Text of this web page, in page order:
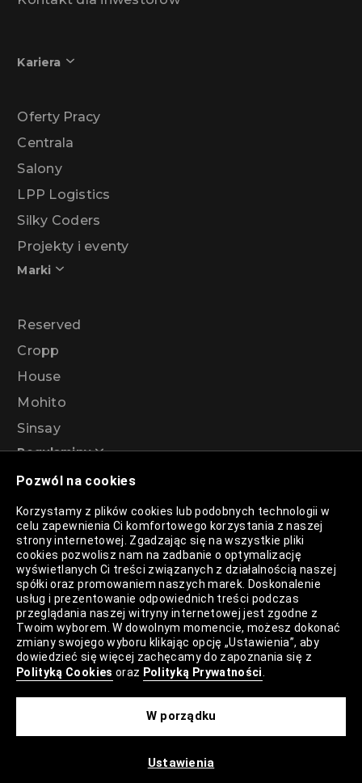
Pozwól na cookies
Korzystamy z plików cookies lub podobnych technologii w
celu zapewnienia Ci komfortowego korzystania z naszej
strony internetowej. Zgadzając się na wszystkie pliki
cookies pozwolisz nam na zadbanie o optymalizację
wyświetlanych Ci treści związanych z działalnością naszej
spółki oraz promowaniem naszych marek. Doskonalenie
usług i prezentowanie odpowiednich treści podczas
przeglądania naszej witryny internetowej jest zgodne z
Twoim wyborem. W dowolnym momencie, możesz dokonać
zmiany swojego wyboru klikając opcję „Ustawienia”, aby
dowiedzieć się więcej zachęcamy do zapoznania się z
Polityką Cookies oraz Polityką Prywatności
Ustawienia
W porządku
Kariera
Oferty Pracy
Centrala
Salony
LPP Logistics
Silky Coders
Projekty i eventy
Marki
Reserved
Cropp
House
Mohito
Sinsay
Regulaminy
Regulamin akcji promocyjnej – Program
rabatowy 99%
Polityka Prywatności
Polityka Plików Cookies
Lista Plików Cookies
Lista Zaufanych Partnerów
Ustawienia Cookies